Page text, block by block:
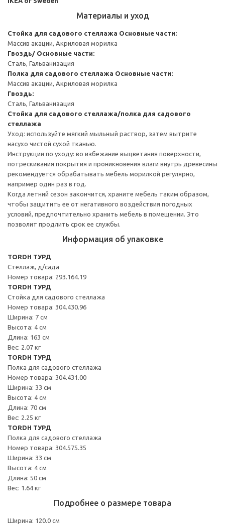
Материалы и уход
Стойка для садового стеллажа Основные части:
Массив акации, Акриловая морилка
Гвоздь/ Основные части:
Сталь, Гальванизация
Полка для садового стеллажа Основные части:
Массив акации, Акриловая морилка
Гвоздь:
Сталь, Гальванизация
Стойка для садового стеллажа/полка для садового
стеллажа
Уход: используйте мягкий мыльный раствор, затем вытрите
насухо чистой сухой тканью.
Инструкции по уходу: во избежание выцветания поверхности,
потрескивания покрытия и проникновения влаги внутрь древесины
рекомендуется обрабатывать мебель морилкой регулярно,
например один раз в год.
Когда летний сезон закончится, храните мебель таким образом,
чтобы защитить ее от негативного воздействия погодных
условий, предпочтительно хранить мебель в помещении. Это
позволит продлить срок ее службы.
Информация об упаковке
TORDH ТУРД
Стеллаж, д/сада
Номер товара: 293.164.19
TORDH ТУРД
Стойка для садового стеллажа
Номер товара: 304.430.96
Ширина: 7 см
Высота: 4 см
Длина: 163 см
Вес: 2.07 кг
TORDH ТУРД
Полка для садового стеллажа
Номер товара: 304.431.00
Ширина: 33 см
Высота: 4 см
Длина: 70 см
Вес: 2.25 кг
TORDH ТУРД
Полка для садового стеллажа
Номер товара: 304.575.35
Ширина: 33 см
Высота: 4 см
Длина: 50 см
Вес: 1.64 кг
Подробнее о размере товара
Ширина: 120.0 см